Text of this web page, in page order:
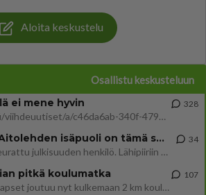
Aloita keskustelu
Osallistu keskusteluun
ei mene hyvin
https://www.iltalehti.fi/viihdeuutiset/a/c46da6ab-340f-4790-aaa7-0865eed2336 Yrityksen konkurssihakemus on tullut kärä
328
Tiesitkö? Martina Aitolehden isäpuoli on tämä suosittu laulaja
Martina Aitolehti on seurattu julkisuuden henkilö. Lähipiiriin mahtuu muitakin tunnettuja henkilöitä. Tiesitkö, että Ma
34
pitkä koulumatka
Hesarissa päivitellään lapset joutuu nyt kulkemaan 2 km kouluun jösses. Ruostefillarilla tuo matka menee vaikka miten äk
107